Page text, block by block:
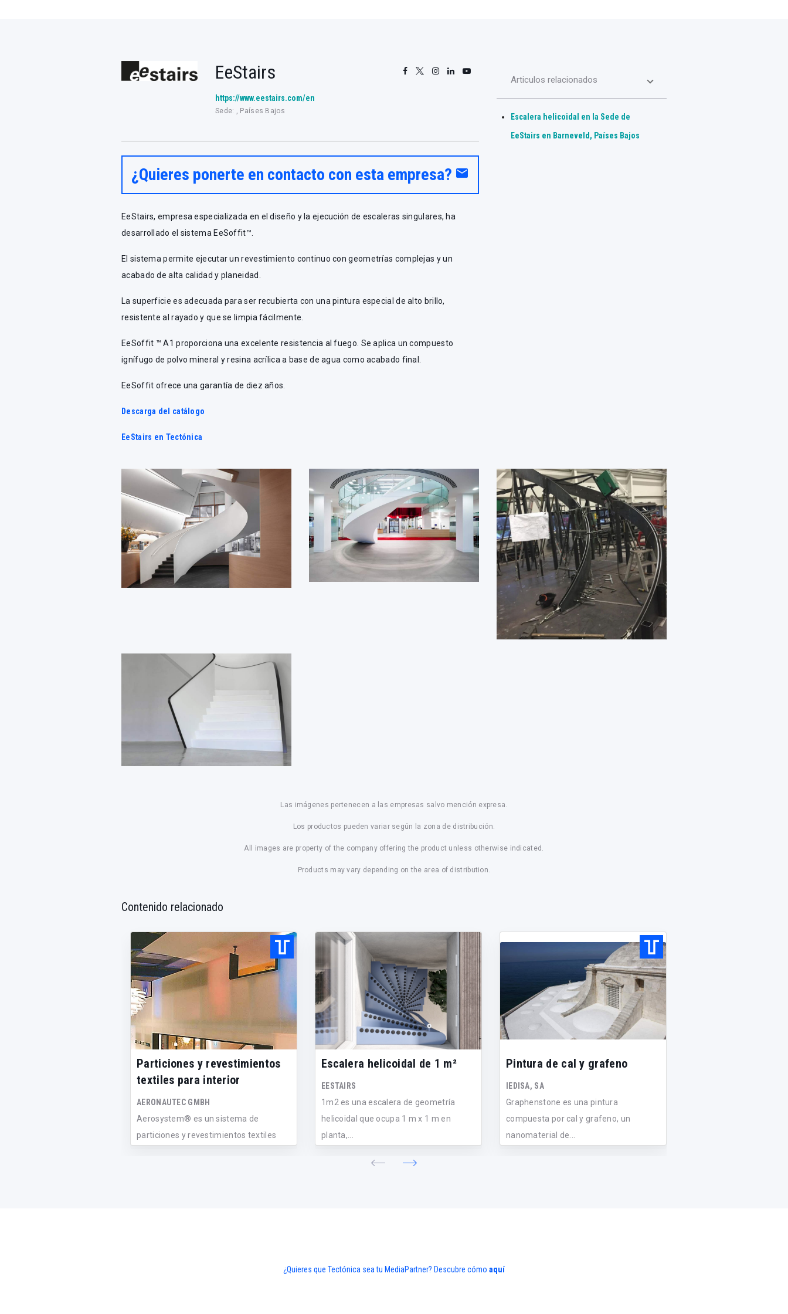
EeStairs
https://www.eestairs.com/en
Sede: , Países Bajos
¿Quieres ponerte en contacto con esta empresa? email
EeStairs, empresa especializada en el diseño y la ejecución de escaleras singulares, ha
desarrollado el sistema EeSoffit™.
El sistema permite ejecutar un revestimiento continuo con geometrías complejas y un
acabado de alta calidad y planeidad.
La superficie es adecuada para ser recubierta con una pintura especial de alto brillo,
resistente al rayado y que se limpia fácilmente.
EeSoffit ™ A1 proporciona una excelente resistencia al fuego. Se aplica un compuesto
ignífugo de polvo mineral y resina acrílica a base de agua como acabado final.
EeSoffit ofrece una garantía de diez años.
Descarga del catálogo
EeStairs en Tectónica
Articulos relacionados
Escalera helicoidal en la Sede de
EeStairs en Barneveld, Países Bajos
Las imágenes pertenecen a las empresas salvo mención expresa.
Los productos pueden variar según la zona de distribución.
All images are property of the company offering the product unless otherwise indicated.
Products may vary depending on the area of distribution.
Contenido relacionado
Particiones y revestimientos
textiles para interior
AERONAUTEC GMBH
Aerosystem® es un sistema de
particiones y revestimientos textiles
Escalera helicoidal de 1 m²
EESTAIRS
1m2 es una escalera de geometría
helicoidal que ocupa 1 m x 1 m en
planta,...
Pintura de cal y grafeno
IEDISA, SA
Graphenstone es una pintura
compuesta por cal y grafeno, un
nanomaterial de...
¿Quieres que Tectónica sea tu MediaPartner? Descubre cómo aquí